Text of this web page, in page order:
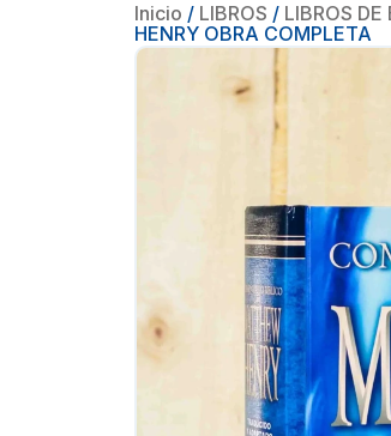
Inicio / LIBROS / LIBROS DE
HENRY OBRA COMPLETA